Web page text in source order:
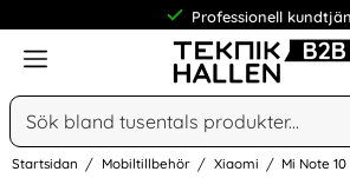
Professionell
Meny
Sök
Sök på
Startsidan Mobiltillbehör Xiaomi Mi Note